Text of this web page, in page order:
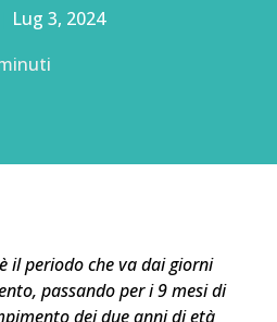
Lug 3, 2024
il periodo che va dai giorni
passando per i 9 mesi di
dei due anni di età